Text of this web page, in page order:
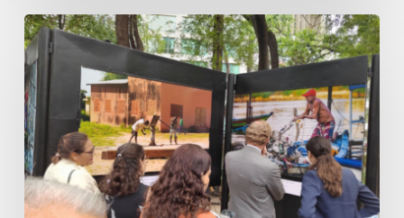
‘Water
=
Life’:
un
“reflejo”
del
agua
en
nuestros
tiempos